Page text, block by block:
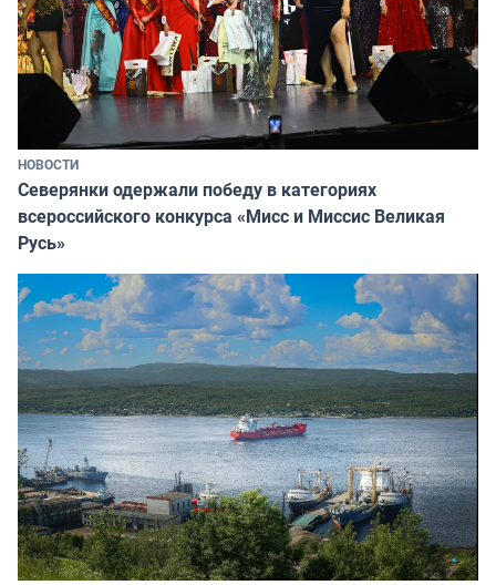
НОВОСТИ
Северянки одержали победу в категориях
всероссийского конкурса «Мисс и Миссис Великая
Русь»